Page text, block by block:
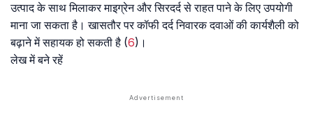
उत्पाद के साथ मिलाकर माइग्रेन और सिरदर्द से राहत पाने के लिए उपयोगी
माना जा सकता है। खासतौर पर कॉफी दर्द निवारक दवाओं की कार्यशैली को
बढ़ाने में सहायक हो सकती है (6)।
लेख में बने रहें